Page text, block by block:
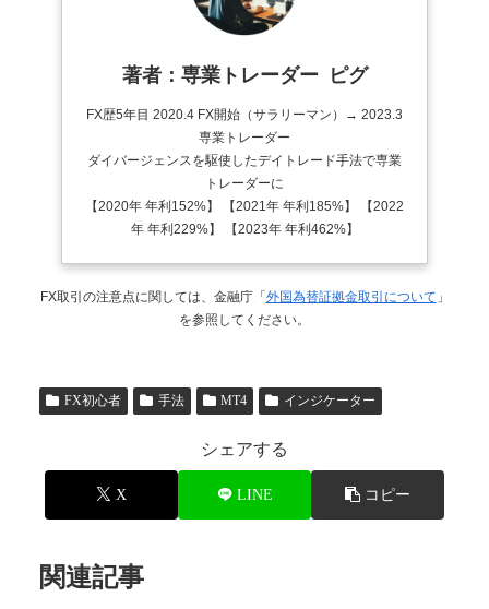
著者：専業トレーダー ピグ
FX歴5年目 2020.4 FX開始（サラリーマン）→ 2023.3
専業トレーダー
ダイバージェンスを駆使したデイトレード手法で専業
トレーダーに
【2020年 年利152%】 【2021年 年利185%】 【2022
年 年利229%】 【2023年 年利462%】
FX取引の注意点に関しては、金融庁「 外国為替証拠金取引について 」
を参照してください。
FX初心者 手法 MT4 インジケーター
シェアする
X LINE コピー
関連記事